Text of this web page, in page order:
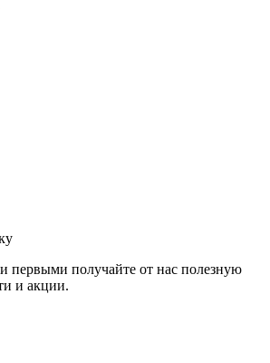
и первыми получайте от нас полезную
и акции.